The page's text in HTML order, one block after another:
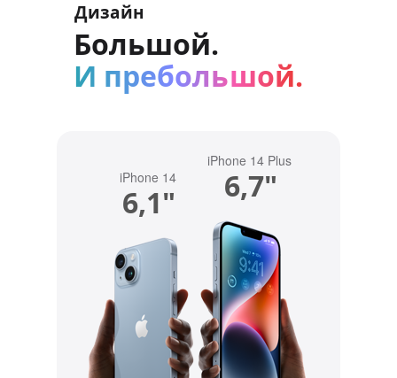
Дизайн
Большой.
И пребольшой.
iPhone 14
6,1"
iPhone 14 Plus
6,7"